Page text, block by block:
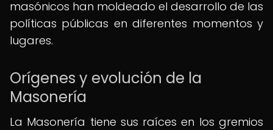
masónicos han moldeado el desarrollo de las
políticas públicas en diferentes momentos y
lugares.
Orígenes y evolución de la
Masonería
La Masonería tiene sus raíces en los gremios